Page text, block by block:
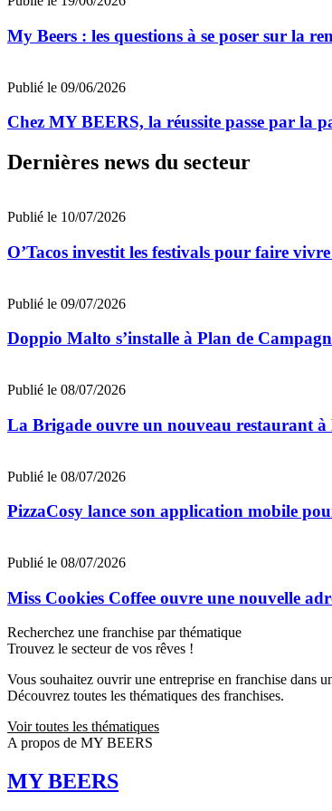
My Beers : les questions à se poser sur la
Publié le 09/06/2026
Chez MY BEERS, la réussite passe par la
Dernières news du secteur
Publié le 10/07/2026
O’Tacos investit les festivals pour faire
Publié le 09/07/2026
Doppio Malto s’installe à Plan de
Publié le 08/07/2026
La Brigade ouvre un nouveau restaurant
Publié le 08/07/2026
PizzaCosy lance son application mobile
Publié le 08/07/2026
Miss Cookies Coffee ouvre une nouvelle
Recherchez une franchise par thématique
Trouvez le secteur de vos rêves !
Vous souhaitez ouvrir une entreprise en franchise dans
Découvrez toutes les thématiques des franchises.
Voir toutes les thématiques
A propos de MY BEERS
MY BEERS